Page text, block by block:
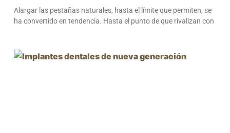
Alargar las pestañas naturales, hasta el límite que permiten, se
ha convertido en tendencia. Hasta el punto de que rivalizan con